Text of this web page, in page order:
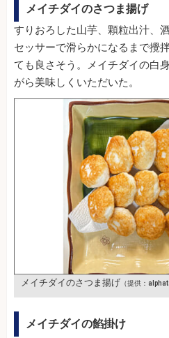
メイチダイのさつま揚げ
すりおろした山芋、顆粒出汁、
セッサーで滑らかになるまで攪
ても良さそう。メイチダイの白
がら美味しくいただいた。
メイチダイのさつま揚げ （提供：
メイチダイの餡掛け